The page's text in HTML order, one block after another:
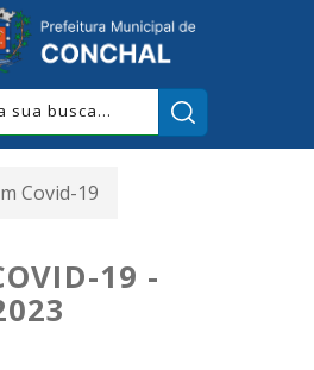
Covid-19
19 -